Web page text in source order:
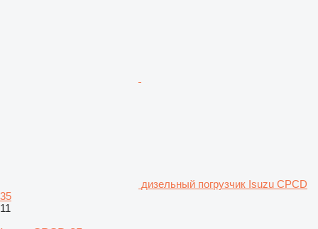
дизельный погрузчик Isuzu CPCD
35
11